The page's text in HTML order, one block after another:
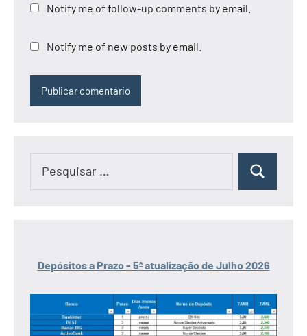
Notify me of follow-up comments by email.
Notify me of new posts by email.
Pesquisar
Depósitos a Prazo - 5ª atualização de Julho 2026